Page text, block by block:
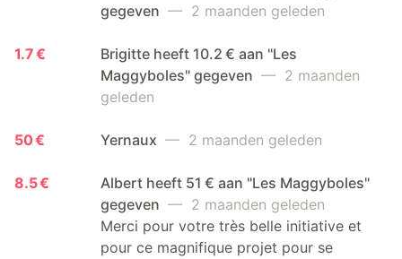
gegeven — 2 maanden geleden
1.7 €
Brigitte heeft 10.2 € aan "Les
Maggyboles" gegeven — 2 maanden
geleden
50 € Yernaux — 2 maanden geleden
8.5 €
Albert heeft 51 € aan "Les Maggyboles"
gegeven — 2 maanden geleden
Merci pour votre très belle initiative et
pour ce magnifique projet pour se